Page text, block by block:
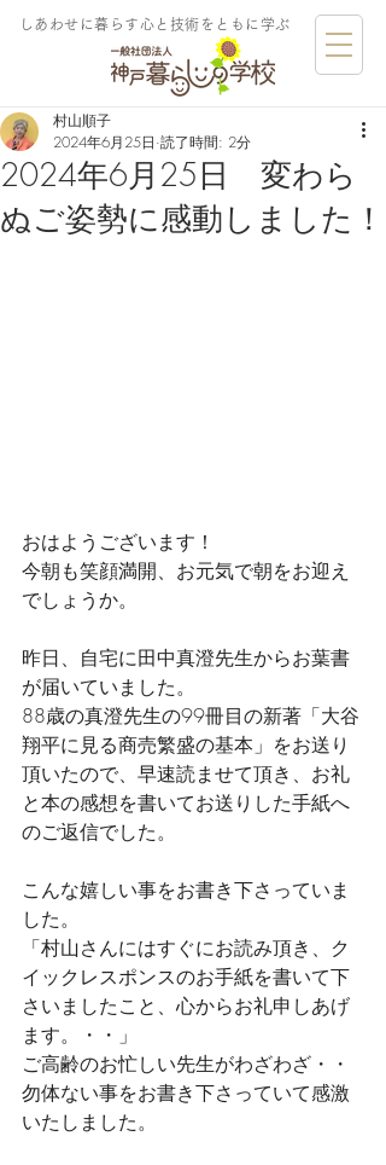
しあわせに暮らす​心と技術をともに学ぶ
2024年6月25日 変わら
ぬご姿勢に感動しました！
村山順子
2024年6月25日 読了時間: 2分
おはようございます！
今朝も笑顔満開、お元気で朝をお迎え
でしょうか。
昨日、自宅に田中真澄先生からお葉書
が届いていました。
88歳の真澄先生の99冊目の新著「大谷
翔平に見る商売繁盛の基本」をお送り
頂いたので、早速読ませて頂き、お礼
と本の感想を書いてお送りした手紙へ
のご返信でした。
こんな嬉しい事をお書き下さっていま
した。
「村山さんにはすぐにお読み頂き、ク
イックレスポンスのお手紙を書いて下
さいましたこと、心からお礼申しあげ
ます。・・」
ご高齢のお忙しい先生がわざわざ・・
勿体ない事をお書き下さっていて感激
いたしました。